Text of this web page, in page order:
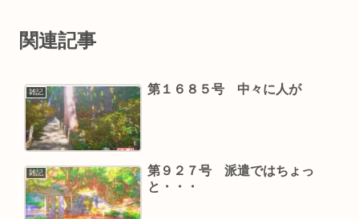
関連記事
雑記 第１６８５号 中々に人が
雑記
第９２７号 派遣ではちょっ
と・・・